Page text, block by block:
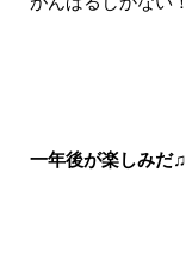
一年後が楽しみだ♫